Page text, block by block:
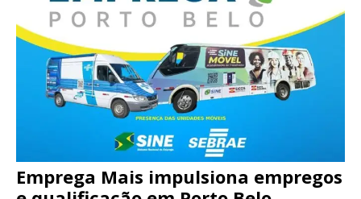
Emprega Mais impulsiona empregos